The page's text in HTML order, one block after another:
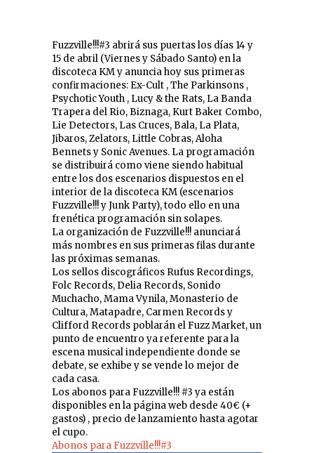
Fuzzville!!!#3 abrirá sus puertas los días 14 y
15 de abril (Viernes y Sábado Santo) en la
discoteca KM y anuncia hoy sus primeras
confirmaciones: Ex-Cult , The Parkinsons ,
Psychotic Youth , Lucy & the Rats, La Banda
Trapera del Rio, Biznaga, Kurt Baker Combo,
Lie Detectors, Las Cruces, Bala, La Plata,
Jibaros, Zelators, Little Cobras, Aloha
Bennets y Sonic Avenues. La programación
se distribuirá como viene siendo habitual
entre los dos escenarios dispuestos en el
interior de la discoteca KM (escenarios
Fuzzville!!! y Junk Party), todo ello en una
frenética programación sin solapes.
La organización de Fuzzville!!! anunciará
más nombres en sus primeras filas durante
las próximas semanas.
Los sellos discográficos Rufus Recordings,
Folc Records, Delia Records, Sonido
Muchacho, Mama Vynila, Monasterio de
Cultura, Matapadre, Carmen Records y
Clifford Records poblarán el Fuzz Market, un
punto de encuentro ya referente para la
escena musical independiente donde se
debate, se exhibe y se vende lo mejor de
cada casa.
Los abonos para Fuzzville!!! #3 ya están
disponibles en la página web desde 40€ (+
gastos) , precio de lanzamiento hasta agotar
el cupo.
Abonos para Fuzzville!!!#3